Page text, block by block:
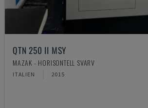
QTN 250 II MSY
MAZAK - HORISONTELL SVARV
ITALIEN 2015